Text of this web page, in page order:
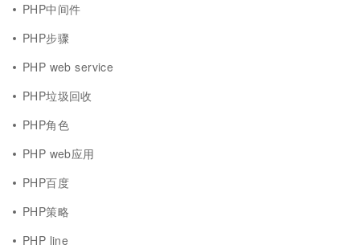
PHP中间件
PHP步骤
PHP web service
PHP垃圾回收
PHP角色
PHP web应用
PHP百度
PHP策略
PHP line